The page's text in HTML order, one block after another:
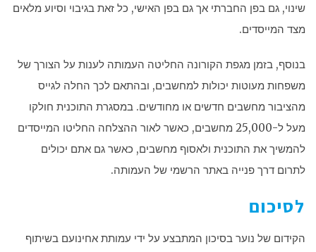
שינוי, גם בפן החברתי אך גם בפן האישי, כל זאת בגיבוי וסיוע מלאים
מצד המייסדים.
בנוסף, בזמן מגפת הקורונה החליטה העמותה לענות על הצורך של
משפחות מעוטות יכולות למחשבים, ובהתאם לכך החלה לגייס
מהציבור מחשבים חדשים או מחודשים. במסגרת התוכנית חולקו
מעל ל-25,000 מחשבים, כאשר לאור ההצלחה החליטו המייסדים
להמשיך את התוכנית ולאסוף מחשבים, כאשר גם אתם יכולים
לתרום דרך פנייה באתר הרשמי של העמותה.
לסיכום
הקידום של נוער בסיכון המתבצע על ידי עמותת אחינועם בשיתוף